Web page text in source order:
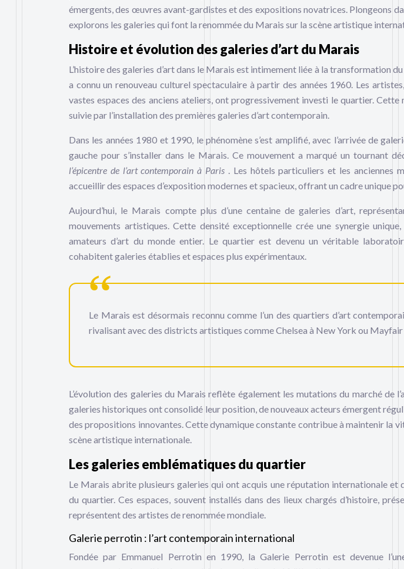
émergents, des œuvres avant-gardistes et des expositions novatrices. Plongeons
explorons les galeries qui font la renommée du Marais sur la scène artistique
Histoire et évolution des galeries d’art du Marais
L’histoire des galeries d’art dans le Marais est intimement liée à la transformation
a connu un renouveau culturel spectaculaire à partir des années 1960. Les
vastes espaces des anciens ateliers, ont progressivement investi le quartier.
suivie par l’installation des premières galeries d’art contemporain.
Dans les années 1980 et 1990, le phénomène s’est amplifié, avec l’arrivée de
gauche pour s’installer dans le Marais. Ce mouvement a marqué un tournant
l’épicentre de l’art contemporain à Paris . Les hôtels particuliers et les anciennes
accueillir des espaces d’exposition modernes et spacieux, offrant un cadre unique
Aujourd’hui, le Marais compte plus d’une centaine de galeries d’art,
mouvements artistiques. Cette densité exceptionnelle crée une synergie
amateurs d’art du monde entier. Le quartier est devenu un véritable
cohabitent galeries établies et espaces plus expérimentaux.
Le Marais est désormais reconnu comme l’un des quartiers d’art
rivalisant avec des districts artistiques comme Chelsea à New York ou Mayfair
L’évolution des galeries du Marais reflète également les mutations du marché de
galeries historiques ont consolidé leur position, de nouveaux acteurs émergent
des propositions innovantes. Cette dynamique constante contribue à maintenir la
scène artistique internationale.
Les galeries emblématiques du quartier
Le Marais abrite plusieurs galeries qui ont acquis une réputation internationale
du quartier. Ces espaces, souvent installés dans des lieux chargés d’histoire,
représentent des artistes de renommée mondiale.
Galerie perrotin : l’art contemporain international
Fondée par Emmanuel Perrotin en 1990, la Galerie Perrotin est devenue